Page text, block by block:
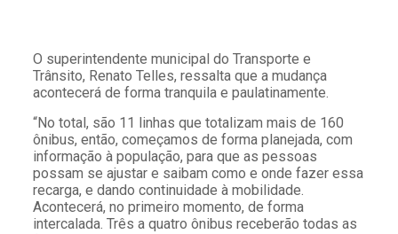
O superintendente municipal do Transporte e
Trânsito, Renato Telles, ressalta que a mudança
acontecerá de forma tranquila e paulatinamente.
“No total, são 11 linhas que totalizam mais de 160
ônibus, então, começamos de forma planejada, com
informação à população, para que as pessoas
possam se ajustar e saibam como e onde fazer essa
recarga, e dando continuidade à mobilidade.
Acontecerá, no primeiro momento, de forma
intercalada. Três a quatro ônibus receberão todas as